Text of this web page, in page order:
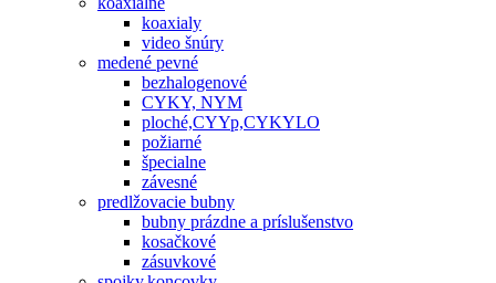
koaxialy
video šnúry
medené pevné
bezhalogenové
CYKY, NYM
ploché,CYYp,CYKYLO
požiarné
špecialne
závesné
predlžovacie bubny
bubny prázdne a príslušenstvo
kosačkové
zásuvkové